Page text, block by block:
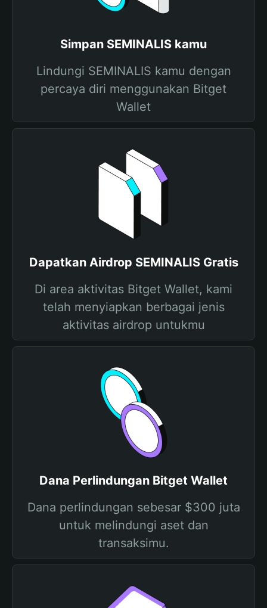
Simpan SEMINALIS kamu
Lindungi SEMINALIS kamu dengan
percaya diri menggunakan Bitget
Wallet
Dapatkan Airdrop SEMINALIS Gratis
Di area aktivitas Bitget Wallet, kami
telah menyiapkan berbagai jenis
aktivitas airdrop untukmu
Dana Perlindungan Bitget Wallet
Dana perlindungan sebesar $300 juta
untuk melindungi aset dan
transaksimu.